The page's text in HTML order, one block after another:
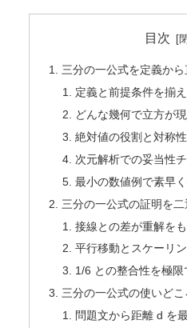
目次
三分の一公式を定義か
定義と前提条件を揃
どんな幾何で立方が
絶対値の役割と対称性
次元解析での妥当性
最小の数値例で素早
三分の一公式の証明を
接線との差が重解を
平行移動とスケーリ
1/6 との整合性を極限
三分の一公式の使いど
問題文から距離 d を